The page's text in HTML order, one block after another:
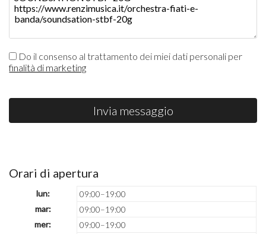
Do il consenso al trattamento dei miei dati personali per
finalità di marketing
Invia messaggio
Orari di apertura
lun:
09:00–19:00
mar:
09:00–19:00
mer:
09:00–19:00